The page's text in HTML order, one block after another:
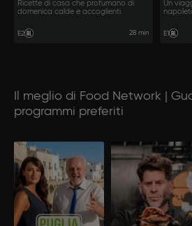
Ricette di casa che profumano di
domenica calde e accoglienti.
E2 28 min
Un
E1
Il meglio di Food Network |
programmi preferiti